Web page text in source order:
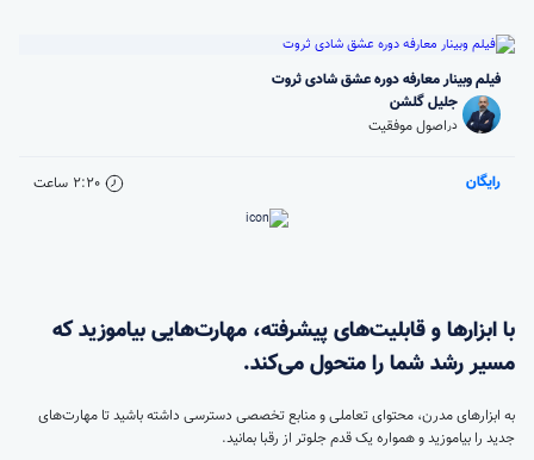
فیلم وبینار معارفه دوره عشق شادی ثروت
جلیل گلشن
دراصول موفقیت
رایگان 2:20 ساعت
با ابزارها و قابلیت‌های پیشرفته، مهارت‌هایی بیاموزید که
مسیر رشد شما را متحول می‌کند.
به ابزارهای مدرن، محتوای تعاملی و منابع تخصصی دسترسی داشته باشید تا مهارت‌های
جدید را بیاموزید و همواره یک قدم جلوتر از رقبا بمانید.